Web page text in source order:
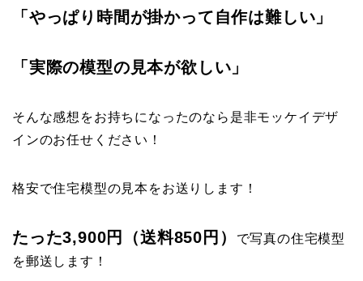
「やっぱり時間が掛かって自作は難しい」
「実際の模型の見本が欲しい」
そんな感想をお持ちになったのなら是非モッケイデザ
インのお任せください！
格安で住宅模型の見本をお送りします！
たった3,900円（送料850円）
で写真の住宅模型
を郵送します！